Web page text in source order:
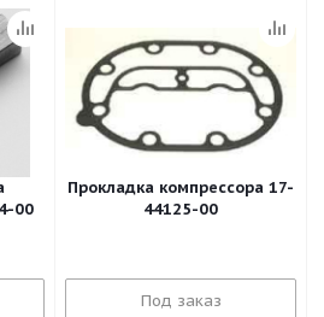
00
Прокладка компрессора 17-
44125-00
Под заказ